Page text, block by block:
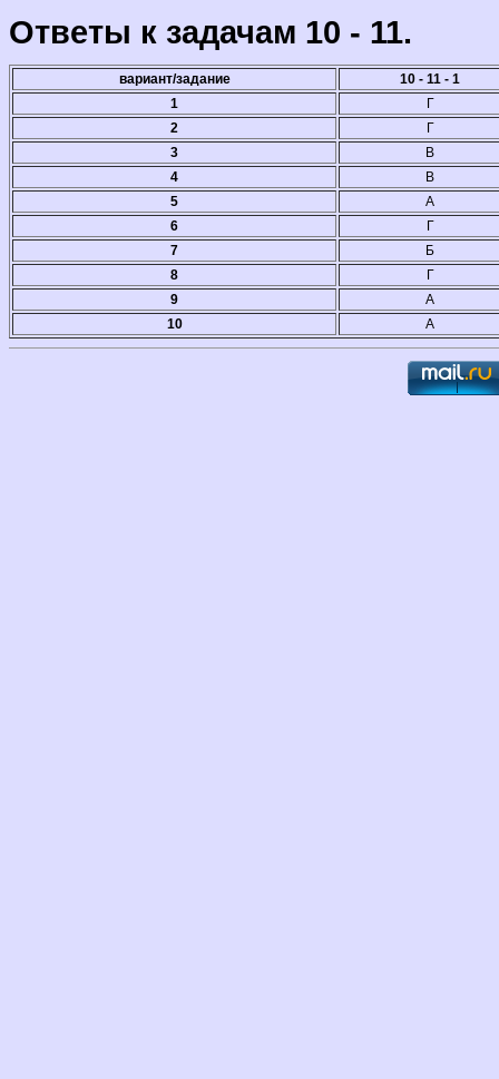
Ответы к задачам 10 - 11.
вариант/задание 10 - 11 - 1
1
Г
2
Г
3
В
4
В
5
А
6
Г
7
Б
8
Г
9
А
10
А